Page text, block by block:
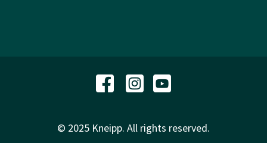
© 2025 Kneipp. All rights reserved.